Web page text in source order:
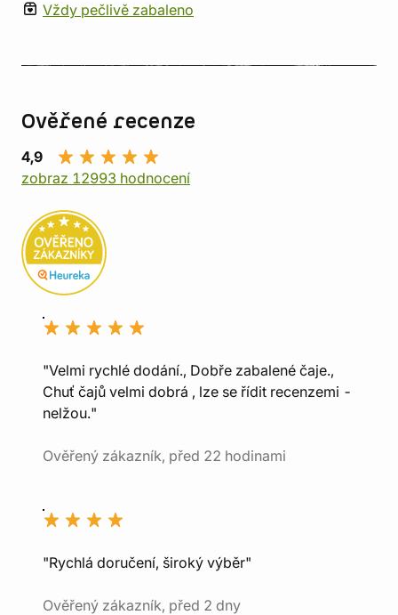
Vždy pečlivě zabaleno
Ověřené recenze
4,9
zobraz 12993 hodnocení
"Velmi rychlé dodání., Dobře zabalené čaje.,
Chuť čajů velmi dobrá , lze se řídit recenzemi -
nelžou."
Ověřený zákazník, před 22 hodinami
"Rychlá doručení, široký výběr"
Ověřený zákazník, před 2 dny